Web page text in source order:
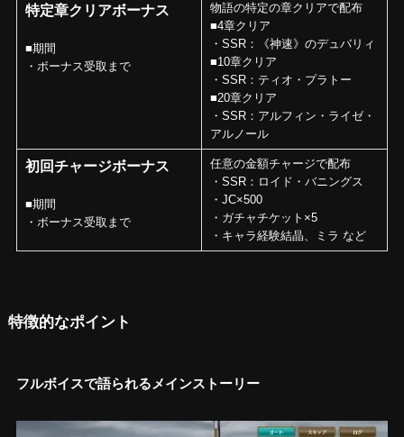
特定章クリアボーナス
■期間
・ボーナス受取まで
物語の特定の章クリアで配布
■4章クリア
・SSR：《神速》のデュバリィ
■10章クリア
・SSR：ティオ・プラトー
■20章クリア
・SSR：アルフィン・ライゼ・
アルノール
初回チャージボーナス
■期間
・ボーナス受取まで
任意の金額チャージで配布
・SSR：ロイド・バニングス
・JC×500
・ガチャチケット×5
・キャラ経験結晶、ミラ など
特徴的なポイント
フルボイスで語られるメインストーリー